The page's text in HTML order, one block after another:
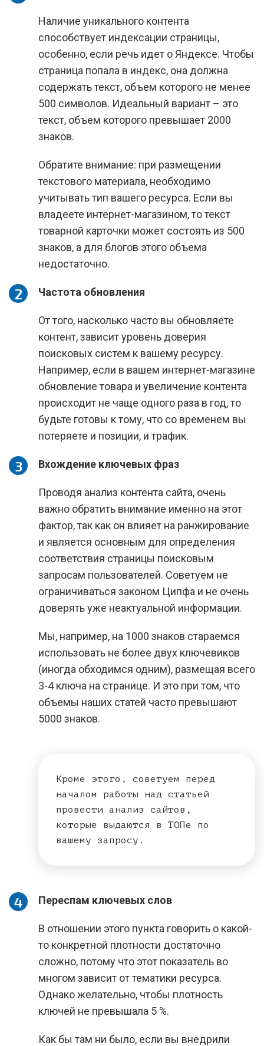
Наличие уникального контента
способствует индексации страницы,
особенно, если речь идет о Яндексе. Чтобы
страница попала в индекс, она должна
содержать текст, объем которого не менее
500 символов. Идеальный вариант – это
текст, объем которого превышает 2000
знаков.
Обратите внимание: при размещении
текстового материала, необходимо
учитывать тип вашего ресурса. Если вы
владеете интернет-магазином, то текст
товарной карточки может состоять из 500
знаков, а для блогов этого объема
недостаточно.
Частота обновления
От того, насколько часто вы обновляете
контент, зависит уровень доверия
поисковых систем к вашему ресурсу.
Например, если в вашем интернет-магазине
обновление товара и увеличение контента
происходит не чаще одного раза в год, то
будьте готовы к тому, что со временем вы
потеряете и позиции, и трафик.
Вхождение ключевых фраз
Проводя анализ контента сайта, очень
важно обратить внимание именно на этот
фактор, так как он влияет на ранжирование
и является основным для определения
соответствия страницы поисковым
запросам пользователей. Советуем не
ограничиваться законом Ципфа и не очень
доверять уже неактуальной информации.
Мы, например, на 1000 знаков стараемся
использовать не более двух ключевиков
(иногда обходимся одним), размещая всего
3-4 ключа на странице. И это при том, что
объемы наших статей часто превышают
5000 знаков.
Кроме этого, советуем перед
началом работы над статьей
провести анализ сайтов,
которые выдаются в ТОПе по
вашему запросу.
Переспам ключевых слов
В отношении этого пункта говорить о какой-
то конкретной плотности достаточно
сложно, потому что этот показатель во
многом зависит от тематики ресурса.
Однако желательно, чтобы плотность
ключей не превышала 5 %.
Как бы там ни было, если вы внедрили